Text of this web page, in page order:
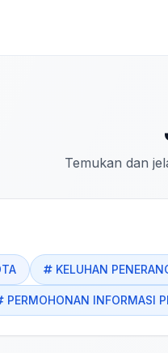
Temukan dan
KELUHAN
PERMOHONAN INFORMASI